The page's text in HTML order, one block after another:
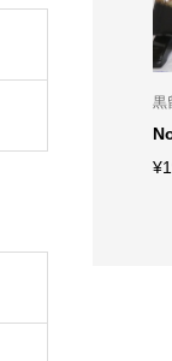
黒